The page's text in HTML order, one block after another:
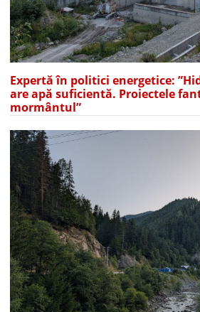
Expertă în politici energetice:
are apă suficientă. Proiectele
mormântul”